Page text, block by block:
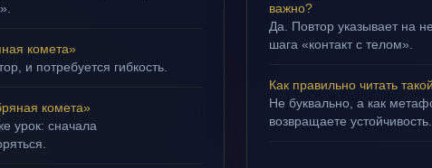
комета»
и потребуется гибкость.
комета»
урок: сначала
важно?
Да. Повтор указывает на
шага «контакт с телом».
Как правильно читать
Не буквально, а как
возвращаете устойчивость.